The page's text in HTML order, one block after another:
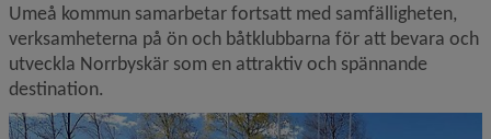
Umeå kommun samarbetar fortsatt med samfälligheten,
verksamheterna på ön och båtklubbarna för att bevara och
utveckla Norrbyskär som en attraktiv och spännande
destination.